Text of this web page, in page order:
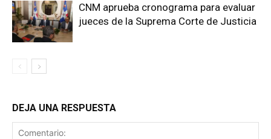
CNM aprueba cronograma para evaluar
jueces de la Suprema Corte de Justicia
DEJA UNA RESPUESTA